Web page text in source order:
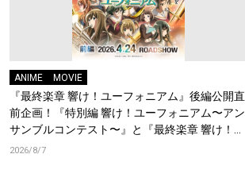
ANIME MOVIE
『最終楽章 響け！ユーフォニアム』後編公開直
前企画！『特別編 響け！ユーフォニアム〜アン
サンブルコンテスト〜』と『最終楽章 響け！ユ
ーフォニアム』前編の一挙上映が決定！
2026/8/7